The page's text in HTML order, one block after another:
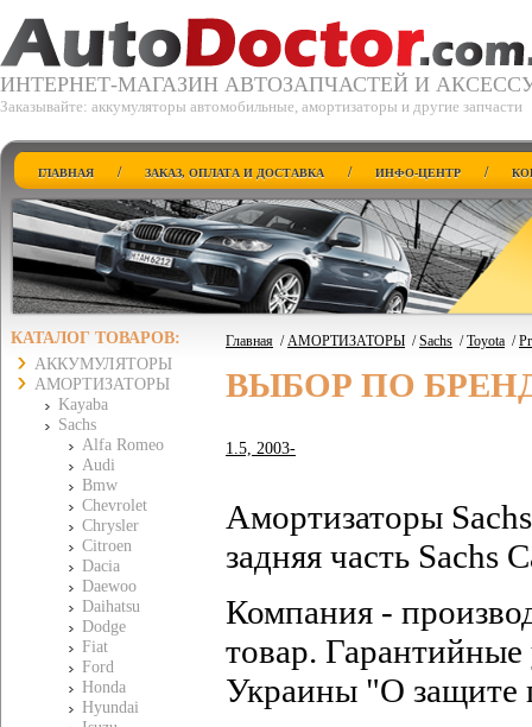
ИНТЕРНЕТ-МАГАЗИН АВТОЗАПЧАСТЕЙ И
Заказывайте: аккумуляторы автомобильные, амортизаторы и другие запчасти
ГЛАВНАЯ / ЗАКАЗ, ОПЛАТА И ДОСТАВКА / ИНФО-ЦЕНТР /
КАТАЛОГ ТОВАРОВ:
АККУМУЛЯТОРЫ
АМОРТИЗАТОРЫ
Kayaba
Sachs
Alfa Romeo
Audi
Bmw
Chevrolet
Chrysler
Citroen
Dacia
Daewoo
Daihatsu
Dodge
Fiat
Ford
Honda
Hyundai
Главная /АМОРТИЗАТОРЫ /Sachs /Toyota /
ВЫБОР ПО
1.5, 2003-
Амортизаторы
задняя часть Sachs
Компания -
товар. Гарантийные
Украины "О защите